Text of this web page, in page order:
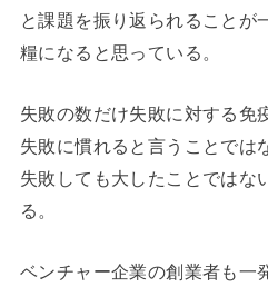
と課題を振り返られることが
糧になると思っている。
失敗の数だけ失敗に対する免
失敗に慣れると言うことでは
失敗しても大したことではな
る。
ベンチャー企業の創業者も一